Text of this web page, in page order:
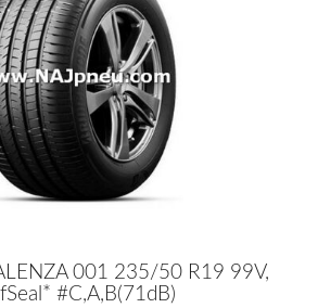
001 235/50 R19 99V,
#C,A,B(71dB)